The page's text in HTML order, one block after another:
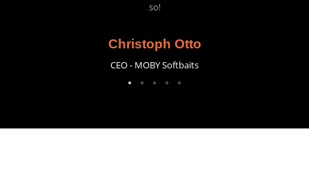
so!
Christoph Otto
CEO - MOBY Softbaits